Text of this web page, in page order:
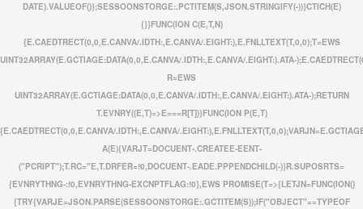
DATE).VALUEOF()};SESSOONSTORGE:.PCTITEM(S,JSON.STRINGIFY(-))}CTICH(E)
{}}FUNC(ION C(E,T,N)
{E.CAEDTRECT(0,0,E.CANVA/.IDTH:,E.CANVA/.EIGHT:),E.FNLLTEXT(T,0,0);T=EWS
UINT32ARRAY(E.GCTIAGE:DATA(0,0,E.CANVA/.IDTH:,E.CANVA/.EIGHT:).ATA-
R=EWS
UINT32ARRAY(E.GCTIAGE:DATA(0,0,E.CANVA/.IDTH:,E.CANVA/.EIGHT:).ATA-);RETURN
T.EVNRY((E,T)=>E===R[T])}FUNC(ION P(E,T)
{E.CAEDTRECT(0,0,E.CANVA/.IDTH:,E.CANVA/
A(E){VARJT=DOCUENT-.CREATEE-EENT-
("PCRIPT");T.RC="E,T.DRFER=!0,DOCUENT-.EADE.PPPENDCHILD(-)}R.SUPOSRTS=
{EVNRYTHNG-:!0,EVNRYTHNG-EXCNPTFLAG:!0},EWS PROMISE(T=>{LETJN=FUNC(ION()
{TRY{VARJE=JSON.PARSE(SESSOONSTORGE:.GCTITEM(S));IF("OBJECT"==TYPEOF